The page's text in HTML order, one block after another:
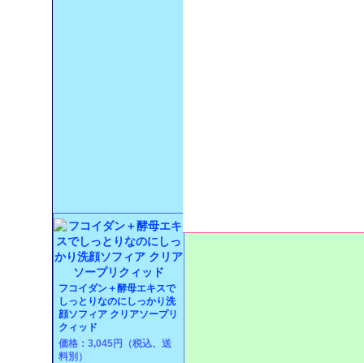
フコイダン＋酵母エキスで
しっとりなのにしっかり洗
顔ソフィア クリアソープリ
クィッド
価格：3,045円（税込、送
料別）